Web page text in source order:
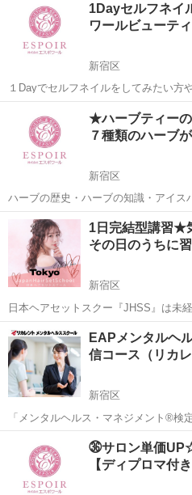
1Dayセルフネイ
ワールビューテ
新宿区
１Dayでセルフネイルをしてみたい方
かわからないそんな方向けです。 ネイル道具は一切不要。 手ぶらでお
越しください。 ネイルマシンG3、ノンワイプジェル、ベースコート、
トップコート、ハンディネ...
その他
★ハーブティー
７種類のハーブ
新宿区
ハーブの歴史・ハーブの知識・アイスハーブの
しすると喜ばれるハーブティーのレシピをテ
きることが増えていくプラスアルフ
【テキスト付き】 ：ハーブ...
東京 新宿区 その他
1日完結型講習★
その日のうちに
新宿区
日本ヘアセットスクー『JHSS』は未
セットの専門知識・技術を指導してい
でコースを幅広くご用意しております
出来ます！ 何から始めたらいい...
東京 新宿区
EAPメンタルヘ
信コース（リカ
新宿区
「メンタルヘルス・マネジメント®検
ースです。部下が不調に陥らないよう
ルや、不調が見受けられた場合には
滑に行えるスキルを習得しているかど
その他
㊱サロン単価
【ディプロマ付